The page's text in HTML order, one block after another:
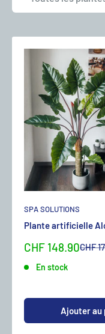
SPA SOLUTIONS
Plante artificielle
Sonderpreis
CHF 148.90CHF
En stock
Ajouter au